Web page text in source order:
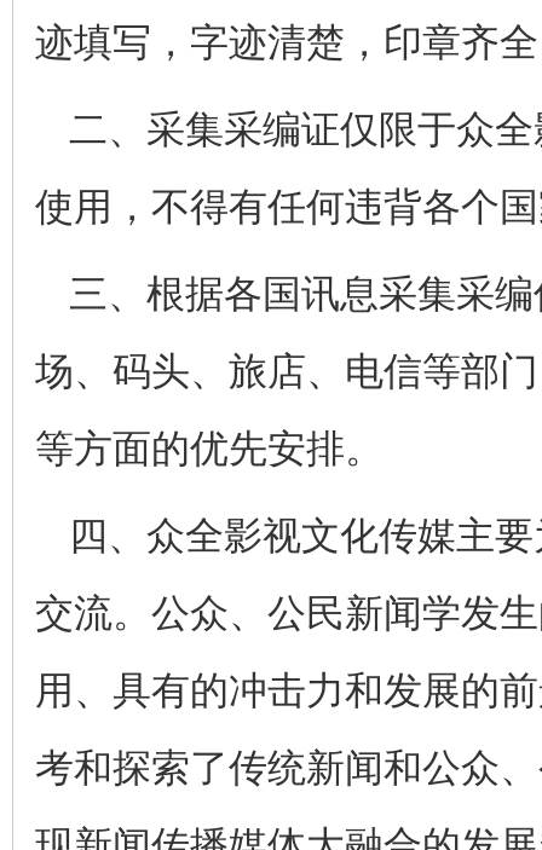
迹填写，字迹清楚，印章齐
二、采集采编证仅限于众
使用，不得有任何违背各个
三、根据各国讯息采集采
场、码头、旅店、电信等部
等方面的优先安排。
四、众全影视文化传媒主
交流。公众、公民新闻学发
用、具有的冲击力和发展的
考和探索了传统新闻和公众